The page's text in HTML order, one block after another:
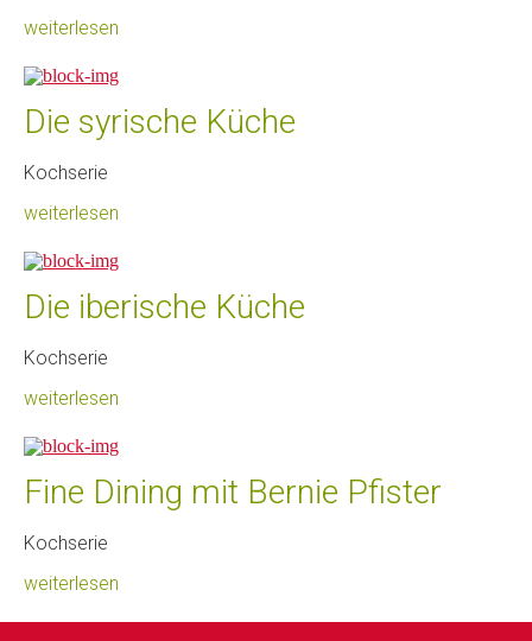
weiterlesen
Die syrische Küche
Kochserie
weiterlesen
Die iberische Küche
Kochserie
weiterlesen
Fine Dining mit Bernie Pfister
Kochserie
weiterlesen